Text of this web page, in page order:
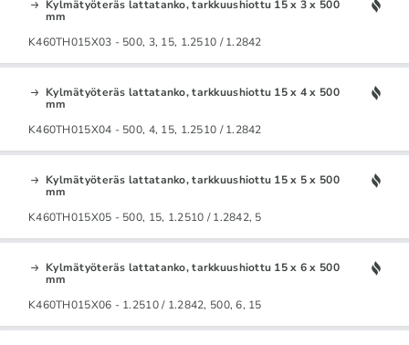
Kylmätyöteräs lattatanko, tarkkuushiottu 15 x 3 x 500
mm
K460TH015X03 - 500, 3, 15, 1.2510 / 1.2842
Kylmätyöteräs lattatanko, tarkkuushiottu 15 x 4 x 500
mm
K460TH015X04 - 500, 4, 15, 1.2510 / 1.2842
Kylmätyöteräs lattatanko, tarkkuushiottu 15 x 5 x 500
mm
K460TH015X05 - 500, 15, 1.2510 / 1.2842, 5
Kylmätyöteräs lattatanko, tarkkuushiottu 15 x 6 x 500
mm
K460TH015X06 - 1.2510 / 1.2842, 500, 6, 15